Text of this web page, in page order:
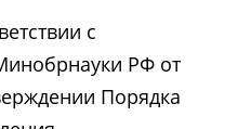
с
РФ от
Порядка